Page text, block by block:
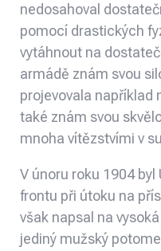
nedosahoval
pomocí drastických
vytáhnout na
armádě znám svou
projevovala například
také znám svou
mnoha vítězstvími v
V únoru roku 1904 byl
frontu při útoku na
však napsal na
jediný mužský